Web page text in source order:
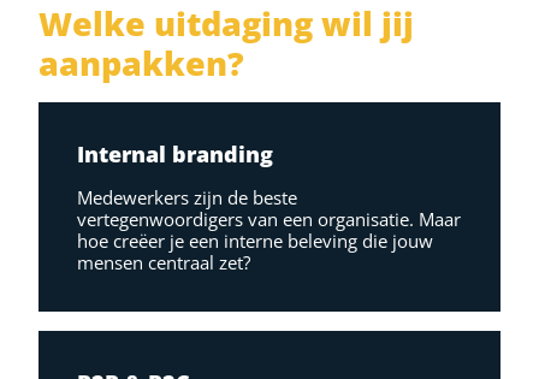
Welke uitdaging wil jij
aanpakken?
Internal branding
Medewerkers zijn de beste
vertegenwoordigers van een organisatie. Maar
hoe creëer je een interne beleving die jouw
mensen centraal zet?